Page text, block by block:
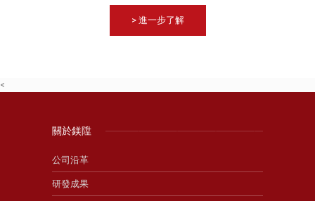
> 進一步了解
<
關於鎂陞
公司沿革
研發成果